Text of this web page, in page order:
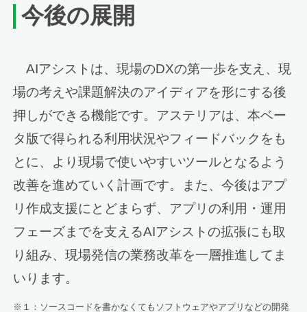
今後の展開
AIアシストは、現場のDXの第一歩を支え、現
場の考えや課題解決のアイディアを形にする後
押しができる機能です。アステリアは、本ベー
タ版で得られる利用状況やフィードバックをも
とに、より現場で使いやすいツールとなるよう
改善を進めていく計画です。また、今後はアプ
リ作成支援にとどまらず、アプリの利用・運用
フェーズまでを支えるAIアシストの拡張にも取
り組み、現場発信の業務改革を一層推進してま
いります。
※１：ソースコードを書かなくてもソフトウェアやアプリなどの開発